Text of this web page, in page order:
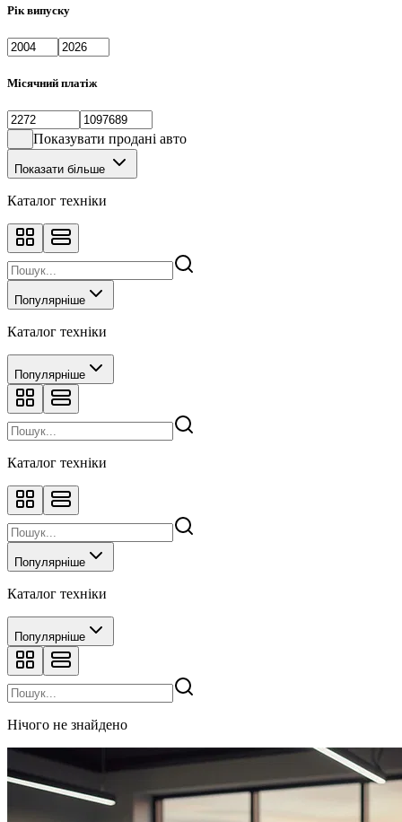
Рік випуску
Місячний платіж
Показувати продані авто
Показати більше
Каталог техніки
Популярніше
Каталог техніки
Популярніше
Каталог техніки
Популярніше
Каталог техніки
Популярніше
Нічого не знайдено